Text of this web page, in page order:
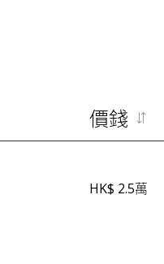
價錢
HK$ 2.5萬